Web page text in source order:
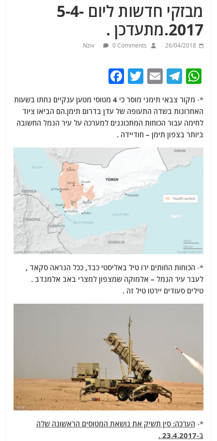
מבזקי חדשות ליום 5-4-
2017.מתעדכן .
26/04/2018
Nziv 0 Comments
W
at
s
A
p
p
T
e
g
ra
m
E
ai
l
T
itt
er
c
e
o
o
k
*-
מקור צבאי תימני מוסר כי 4 מטוסי מטען ענקיים נחתו בשעות
האחרונות בשדה התעופה של עדן בדרום תימן.הם הביאו ציוד
לחימה עבור הכוחות המתכוננים למערכה על עיר הנמל החשובה
ביותר בצפון תימן – חודיידה .
*- הכוחות החותים ירו טיל באליסטי כבד, ככל הנראה סקאד ,
לעבר עיר הנמל – אלמוקה שמצפון למצרי באב אלמנדב .
טילים סעודים יירטו טיל זה .
*- הערכה: סין תשיק את נושאת המטוסים הראשונה שלה
ב-23.4.2017 .